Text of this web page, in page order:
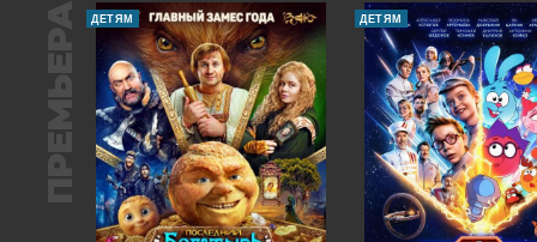
ПРЕМЬЕРА ДЕТЯМ ДЕТЯМ